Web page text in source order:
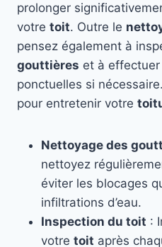
prolonger
votre toit. Outre le
pensez également à
gouttières et à
ponctuelles si
pour entretenir votre
Nettoyage des
nettoyez
éviter les blocages
infiltrations d’eau.
Inspection du toit :
votre toit après